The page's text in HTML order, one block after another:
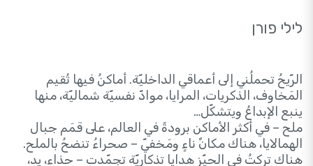
לילי פורן
الرّيحُ تحملُني إلى أعماقي الداخليّة. أماكنُ فيها تُقيم
المَخاوف، الذكريات، المرايا، موادّ نفسيّة شماليّة، منها
ينبع الإبداعُ ويتشكّل…
ملح – في أكثر الأماكن برودةً في العالم، على قمَم جبال
الهمالايا، هناك مكانٌ ناءٍ ومَخفيّ – صحراءُ تنضحُ بالملح.
هناك تركتُ في الحيّزِ هدايا تذكاريّة تجمّدت – حذاء، يد،